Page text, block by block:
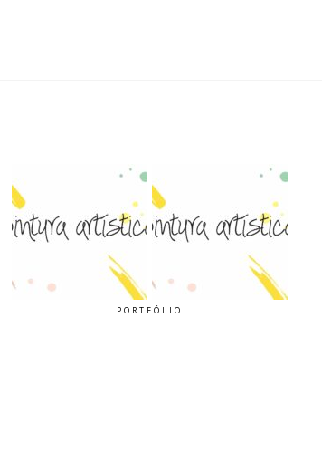
PORTFÓLIO